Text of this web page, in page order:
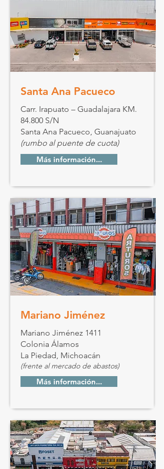
Santa Ana Pacueco
Carr. Irapuato – Guadalajara KM.
84.800 S/N
Santa Ana Pacueco, Guanajuato
(rumbo al puente de cuota)
Más información...
Mariano Jiménez
Mariano Jiménez 1411
Colonia Álamos
La Piedad, Michoacán
(frente al mercado de abastos)
Más información...